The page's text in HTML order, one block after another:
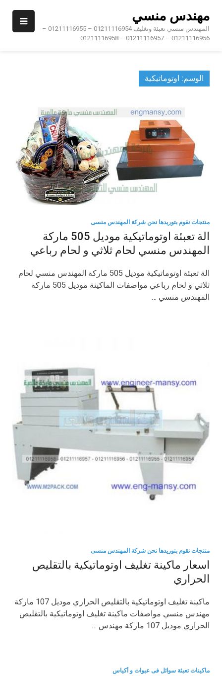
content
مهندس منسي
المهندس منسي تعبئة وتغليف 01211116954 – 01211116955 –
01211116956 – 01211116957 – 01211116958
الوسم: اوتوماتيكية
منتجات نقوم بتوريدها نحن شركة المهندس منسى
الة تعبئة اوتوماتيكية موديل 505 ماركة
المهندس منسي لحام ثلاثي و لحام رباعي
الة تعبئة اوتوماتيكية موديل 505 ماركة المهندس منسي لحام
ثلاثي و لحام رباعي مواصفات الماكينة موديل 505 ماركة
المهندس منسي …
منتجات نقوم بتوريدها نحن شركة المهندس منسى
اسعار ماكينة تغليف اوتوماتيكية بالتقليص
الحراري
ماكينة تغليف اوتوماتيكية بالتقليص الحراري موديل 107 ماركة
مهندس منسي مواصفات ماكينة تغليف اوتوماتيكية بالتقليص
الحراري موديل 107 ماركة مهندس …
ماكينات تعبئة سوائل فى عبوات و أكياس